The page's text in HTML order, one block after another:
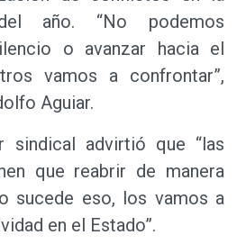
año. “No podemos
o avanzar hacia el
vamos a confrontar”,
Aguiar.
sindical advirtió que “las
que reabrir de manera
sucede eso, los vamos a
en el Estado”.